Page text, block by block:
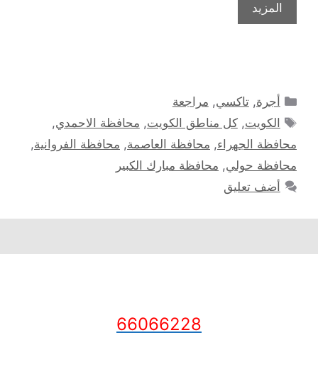
المزيد
التصنيفات
أجرة,تاكسي, مراجعة
الوسوم
الكويت,كل مناطق الكويت, محافظة الاحمدي,
محافظة الجهراء, محافظة العاصمة, محافظة الفروانية,
محافظة حولي, محافظة مبارك الكبير
أضف تعليق
66066228